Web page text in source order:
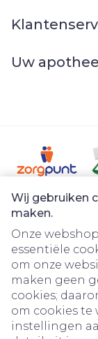
Wij gebruiken
maken.
Onze
essentiële
om onze
maken geen
cookies;
om cookies te
instellingen
Uw
Juridische links